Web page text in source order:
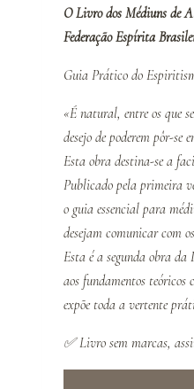
O Livro dos Médiuns de
Federação Espírita
Guia Prático do
«É natural, entre os que
desejo de poderem pôr-se
Esta obra destina-se a
Publicado pela primeira
o guia essencial para
desejam comunicar com
Esta é a segunda obra
aos fundamentos teóricos
expõe toda a vertente
✅Livro sem marcas,